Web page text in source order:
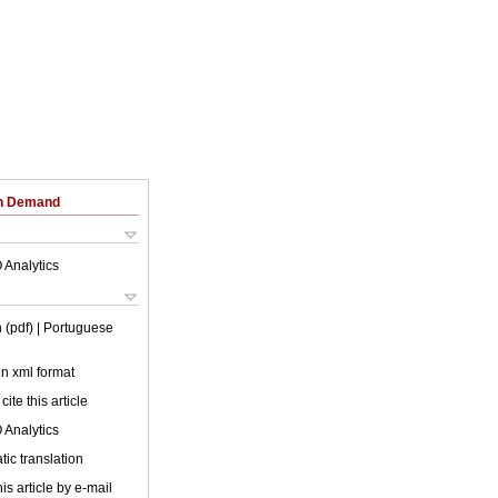
Demand
Analytics
(pdf) | Portuguese
xml format
this article
Analytics
translation
article by e-mail